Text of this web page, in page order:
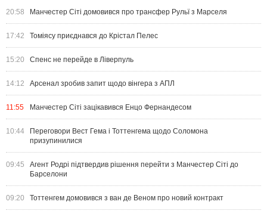
20:58 Манчестер Сіті домовився про трансфер Рульї з Марселя
17:42 Томіясу приєднався до Крістал Пелес
15:20 Спенс не перейде в Ліверпуль
14:12 Арсенал зробив запит щодо вінгера з АПЛ
11:55 Манчестер Сіті зацікавився Енцо Фернандесом
10:44
Переговори Вест Гема і Тоттенгема щодо Соломона
призупинилися
09:45
Агент Родрі підтвердив рішення перейти з Манчестер Сіті до
Барселони
09:20 Тоттенгем домовився з ван де Веном про новий контракт